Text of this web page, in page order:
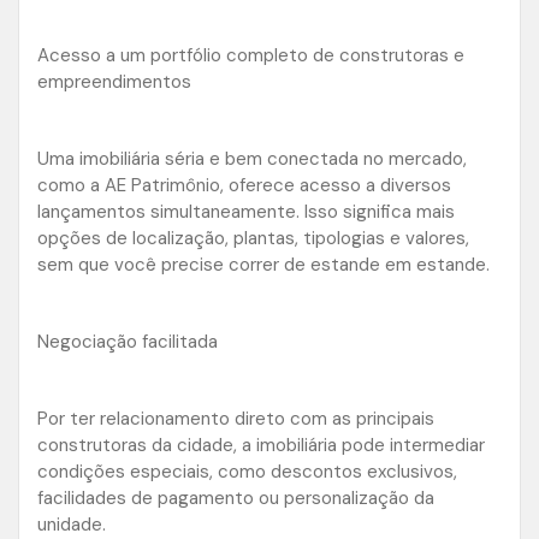
Acesso a um portfólio completo de construtoras e
empreendimentos
Uma imobiliária séria e bem conectada no mercado,
como a AE Patrimônio, oferece acesso a diversos
lançamentos simultaneamente. Isso significa mais
opções de localização, plantas, tipologias e valores,
sem que você precise correr de estande em estande.
Negociação facilitada
Por ter relacionamento direto com as principais
construtoras da cidade, a imobiliária pode intermediar
condições especiais, como descontos exclusivos,
facilidades de pagamento ou personalização da
unidade.